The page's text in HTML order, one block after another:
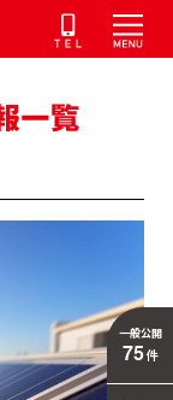
一般公開
75件